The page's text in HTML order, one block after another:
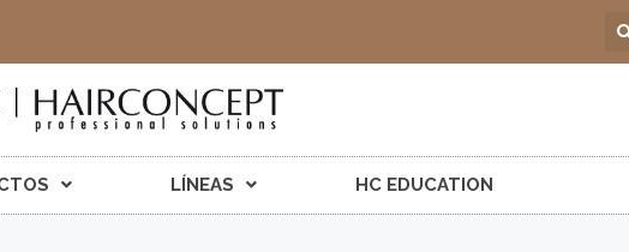
LÍNEAS HC EDUCATION